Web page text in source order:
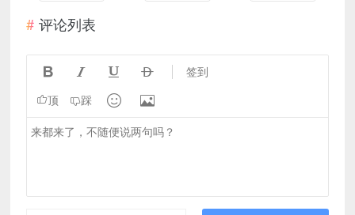
评论列表
    签到
顶 踩  